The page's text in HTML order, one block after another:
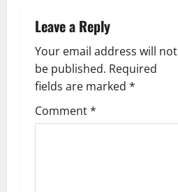
v
i
g
a
Leave a Reply
Your email address will not
be published. Required
fields are marked *
Comment*